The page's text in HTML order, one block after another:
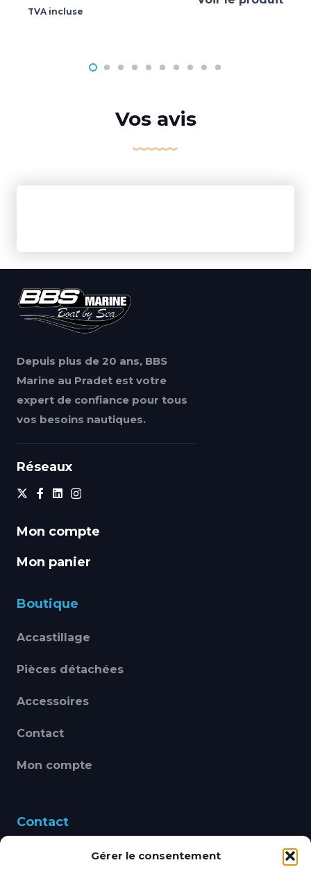
Gérer le consentement
TVA incluse
Vos avis
Depuis plus de 20 ans, BBS
Marine au Pradet est votre
expert de confiance pour tous
vos besoins nautiques.
Réseaux
Mon compte
Mon panier
Boutique
Accastillage
Pièces détachées
Accessoires
Contact
Mon compte
Contact
460 Avenue Alain Le